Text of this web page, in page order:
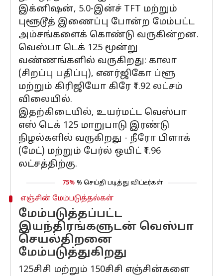
இக்னிஷன், 5.0-இன்ச் TFT மற்றும்
புளூடூத் இணைப்பு போன்ற மேம்பட்ட
அம்சங்களைக் கொண்டு வருகின்றன.
வெஸ்பா டெக் 125 மூன்று
வண்ணங்களில் வருகிறது: காலா
(சிறப்பு பதிப்பு), எனர்ஜிகோ ப்ளூ
மற்றும் கிரிஜியோ கிரே ₹1.92 லட்சம்
விலையில்.
இதற்கிடையில், உயர்மட்ட வெஸ்பா
எஸ் டெக் 125 மாறுபாடு இரண்டு
நிழல்களில் வருகிறது - நீரோ பிளாக்
(மேட்) மற்றும் பேர்ல் ஒயிட் ₹1.96
லட்சத்திற்கு.
75% % செய்தி படித்து விட்டீர்கள்
எஞ்சின் மேம்படுத்தல்கள்
மேம்படுத்தப்பட்ட
இயந்திரங்களுடன் வெஸ்பா
செயல்திறனை
மேம்படுத்துகிறது
125சிசி மற்றும் 150சிசி எஞ்சின்களை